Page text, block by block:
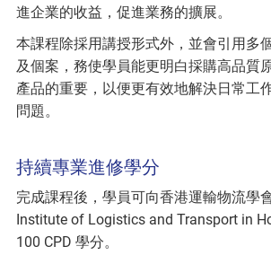
進企業的收益，促進業務的擴展。
本課程除採用講授形式外，並會引用多
及個案，務使學員能更明白採購高品質
產品的重要，以便更有效地解決日常工
問題。
持續專業進修學分
完成課程後，學員可向香港運輸物流學
Institute of Logistics and Transport in
100 CPD 學分。